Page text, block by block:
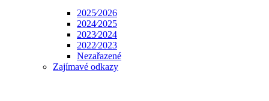
2025⁄2026
2024⁄2025
2023⁄2024
2022⁄2023
Nezařazené
Zajímavé odkazy